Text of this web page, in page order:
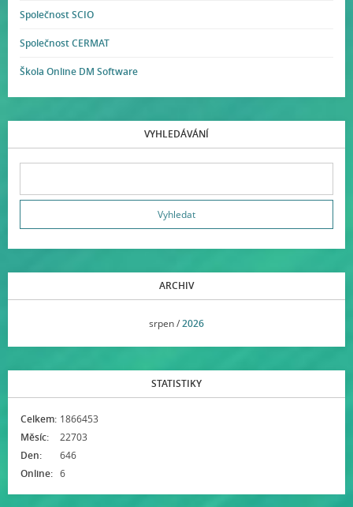
Společnost SCIO
Společnost CERMAT
Škola Online DM Software
VYHLEDÁVÁNÍ
ARCHIV
srpen /2026
STATISTIKY
Online: 6
Celkem: 1866453
Měsíc:
22703
Den:
646